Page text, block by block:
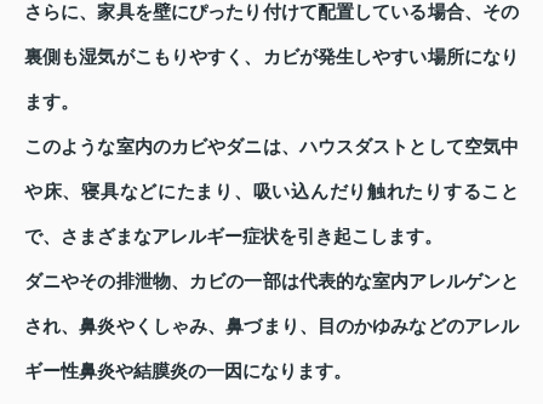
さらに、家具を壁にぴったり付けて配置している場合、その
裏側も湿気がこもりやすく、カビが発生しやすい場所になり
ます。
このような室内のカビやダニは、ハウスダストとして空気中
や床、寝具などにたまり、吸い込んだり触れたりすること
で、さまざまなアレルギー症状を引き起こします。
ダニやその排泄物、カビの一部は代表的な室内アレルゲンと
され、鼻炎やくしゃみ、鼻づまり、目のかゆみなどのアレル
ギー性鼻炎や結膜炎の一因になります。